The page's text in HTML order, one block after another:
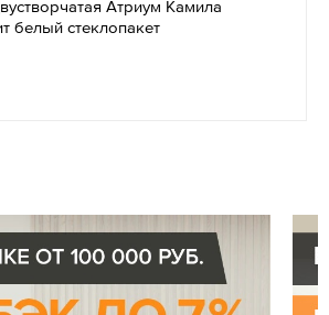
Атриум Камила
белый стеклопакет